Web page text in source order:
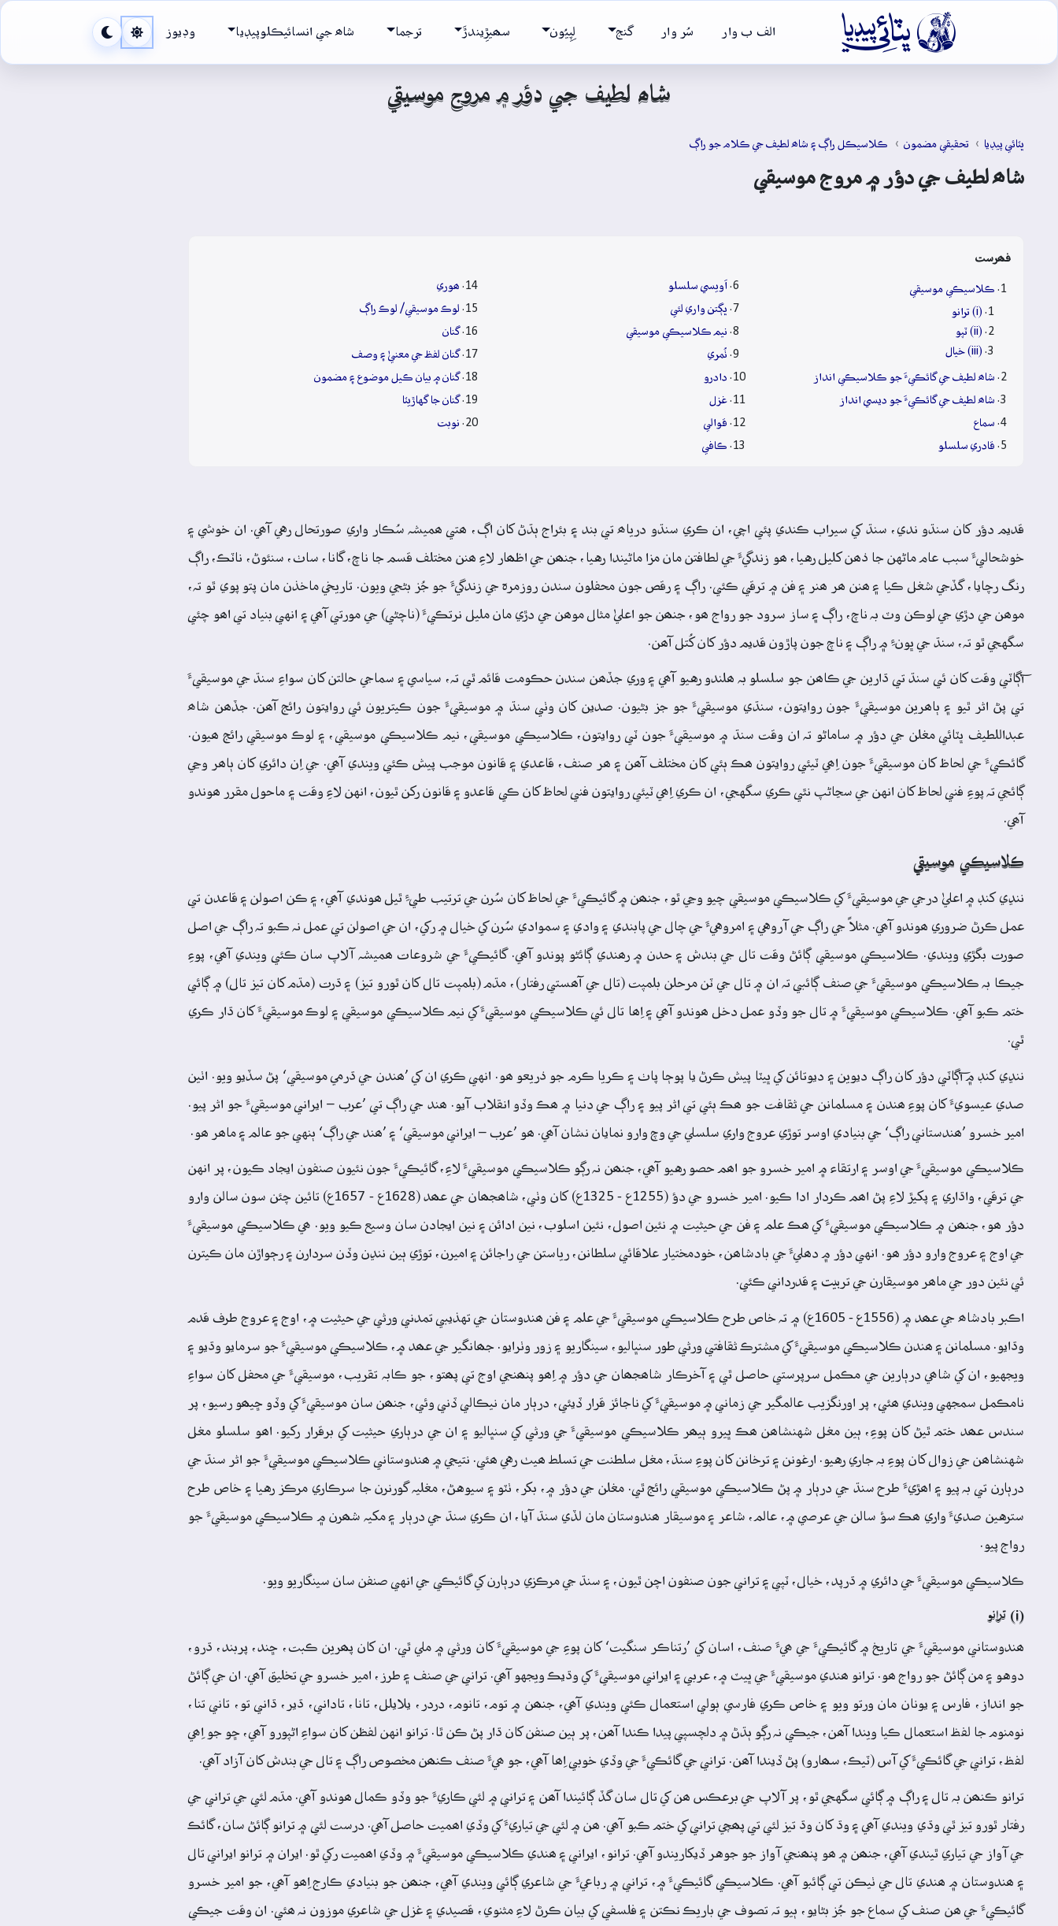
 الف ب وار سُر وار گنج لِپِيُون سھيڙِيندڙَ ترجما شاھ جي انسائيڪلوپيڊيا وڊيوز
شاھ لطيف جي دؤر ۾ مروج موسيقي
ڀٽائي پيڊيا تحقيقي مضمون ڪلاسيڪل راڳ ۽ شاھ لطيف جي ڪلام جو راڳ
شاھ لطيف جي دؤر ۾ مروج موسيقي
فھرست
ڪلاسيڪي موسيقي
(i) ترانو
(ii) ٽپو
(iii) خيال
شاھ لطيف جي گائڪيءَ جو ڪلاسيڪي انداز
شاھ لطيف جي گائڪيءَ جو ديسي انداز
سماع
قادري سلسلو
اَويسي سلسلو
ڀڳتن واري لئي
نيم ڪلاسيڪي موسيقي
ٺُمري
دادرو
غزل
قوالي
ڪافي
ھوري
لوڪ موسيقي/ لوڪ راڳ
گنان
گنان لفظ جي معنيٰ ۽ وصف
گنان ۾ بيان ڪيل موضوع ۽ مضمون
گنان جا گهاڙيٽا
نوبت
قديم دؤر کان سنڌو ندي، سنڌ کي سيراب ڪندي پئي اچي، ان ڪري سنڌو درياھ تي بند ۽ بئراج ٻڌڻ کان اڳ، ھتي ھميشہ سُڪار واري صورتحال رهي آھي. ان خوشي ۽
خوشحاليءَ سبب عام ماڻهن جا ذھن کليل رهيا، ھو زندگيءَ جي لطافتن مان مزا ماڻيندا رهيا، جنھن جي اظھار لاءِ ھنن مختلف قسم جا ناچ، گانا، ساٺ، سنئوڻ، ناٽڪ، راڳ
رنگ رچايا، گڏجي شغل ڪيا ۽ ھنن ھر ھنر ۽ فن ۾ ترقي ڪئي. راڳ ۽ رقص جون محفلون سندن روزمرہ جي زندگيءَ جو جُز بڻجي ويون. تاريخي ماخذن مان پتو پوي ٿو تہ،
موھن جي دڙي جي لوڪن وٽ بہ ناچ، راڳ ۽ ساز سرود جو رواج ھو، جنھن جو اعليٰ مثال موھن جي دڙي مان مليل نرتڪيءَ (ناچڻي) جي مورتي آھي ۽ انهي بنياد تي اھو چئي
سگهجي ٿو تہ، سنڌ جي ڀونءِ ۾ راڳ ۽ ناچ جون پاڙون قديم دؤر کان کُتل آھن.
آڳاٽي وقت کان ئي سنڌ تي ڌارين جي ڪاھن جو سلسلو بہ ھلندو رهيو آھي ۽ وري جڏھن سندن حڪومت قائم ٿي تہ، سياسي ۽ سماجي حالتن کان سواءِ سنڌ جي موسيقيءَ
تي پڻ اثر ٿيو ۽ ٻاھرين موسيقيءَ جون روايتون، سنڌي موسيقيءَ جو جز بڻيون. صدين کان وٺي سنڌ ۾ موسيقيءَ جون ڪيتريون ئي روايتون رائج آھن. جڏھن شاھ
عبداللطيف ڀٽائي مغلن جي دؤر ۾ ساماڻو تہ ان وقت سنڌ ۾ موسيقيءَ جون ٽي روايتون، ڪلاسيڪي موسيقي، نيم ڪلاسيڪي موسيقي، ۽ لوڪ موسيقي رائج ھيون.
گائڪيءَ جي لحاظ کان موسيقيءَ جون اِھي ٽيئي روايتون ھڪ ٻئي کان مختلف آھن ۽ ھر صنف، قاعدي ۽ قانون موجب پيش ڪئي ويندي آھي. جي اِن دائري کان ٻاھر وڃي
ڳائجي تہ پوءِ فني لحاظ کان انهن جي سڃاڻپ نٿي ڪري سگهجي، ان ڪري اِھي ٽيئي روايتون فني لحاظ کان ڪي قاعدو ۽ قانون رکن ٿيون، انهن لاءِ وقت ۽ ماحول مقرر ھوندو
آھي.
ڪلاسيڪي موسيقي
ننڍي کنڊ ۾ اعليٰ درجي جي موسيقيءَ کي ڪلاسيڪي موسيقي چيو وڃي ٿو، جنھن ۾ گائيڪيءَ جي لحاظ کان سُرن جي ترتيب طيءِ ٿيل ھوندي آھي، ۽ ڪن اصولن ۽ قاعدن تي
عمل ڪرڻ ضروري ھوندو آھي. مثلاً جي راڳ جي آروهي ۽ امروهيءَ جي چال جي پابندي ۽ وادي ۽ سموادي سُرن کي خيال ۾ رکي، ان جي اصولن تي عمل نہ ڪبو تہ راڳ جي اصل
صورت بگڙي ويندي. ڪلاسيڪي موسيقي ڳائڻ وقت تال جي بندش ۽ حدن ۾ رھندي ڳائڻو پوندو آھي. گائيڪيءَ جي شروعات ھميشہ آلاپ سان ڪئي ويندي آھي، پوءِ
جيڪا بہ ڪلاسيڪي موسيقيءَ جي صنف ڳائبي تہ ان ۾ تال جي ٽن مرحلن بلمپت (تال جي آھستي رفتار)، مڌم (بلمپت تال کان ٿورو تيز) ۽ ڌرت (مڌم کان تيز تال) ۾ ڳائي
ختم ڪبو آھي. ڪلاسيڪي موسيقيءَ ۾ تال جو وڏو عمل دخل ھوندو آھي ۽ اِھا تال ئي ڪلاسيڪي موسيقيءَ کي نيم ڪلاسيڪي موسيقي ۽ لوڪ موسيقيءَ کان ڌار ڪري
ٿي.
ننڍي کنڊ ۾ آڳاٽي دؤر کان راڳ ديوين ۽ ديوتائن کي ڀيٽا پيش ڪرڻ يا پوڄا پاٺ ۽ ڪريا ڪرم جو ذريعو ھو. انهي ڪري ان کي ’ھندن جي ڌرمي موسيقي‘ پڻ سڏيو ويو. اٺين
صدي عيسويءَ کان پوءِ ھندن ۽ مسلمانن جي ثقافت جو ھڪ ٻئي تي اثر پيو ۽ راڳ جي دنيا ۾ ھڪ وڏو انقلاب آيو. ھند جي راڳ تي ’عرب – ايراني موسيقيءَ جو اثر پيو.
امير خسرو ’ھندستاني راڳ‘ جي بنيادي اوسر توڙي عروج واري سلسلي جي وچ وارو نمايان نشان آھي. ھو ’عرب – ايراني موسيقي‘ ۽ ’ھند جي راڳ‘ ٻنهي جو عالم ۽ ماھر ھو.
ڪلاسيڪي موسيقيءَ جي اوسر ۽ ارتقاء ۾ امير خسرو جو اھم حصو رهيو آھي، جنھن نہ رڳو ڪلاسيڪي موسيقيءَ لاءِ، گائيڪيءَ جون نئيون صنفون ايجاد ڪيون، پر انهن
جي ترقي، واڌاري ۽ پکيڙ لاءِ پڻ اھم ڪردار ادا ڪيو. امير خسرو جي دؤ (1255ع - 1325ع) کان وٺي، شاھجھان جي عھد (1628ع - 1657ع) تائين چئن سون سالن وارو
دؤر ھو، جنھن ۾ ڪلاسيڪي موسيقيءَ کي ھڪ علم ۽ فن جي حيثيت ۾ نئين اصول، نئين اسلوب، نين ادائن ۽ نين ايجادن سان وسيع ڪيو ويو. ھي ڪلاسيڪي موسيقيءَ
جي اوج ۽ عروج وارو دؤر ھو. انهي دؤر ۾ دھليءَ جي بادشاھن، خودمختيار علاقائي سلطانن، رياستن جي راجائن ۽ اميرن، توڙي ٻين ننڍن وڏن سردارن ۽ رڄواڙن مان ڪيترن
ئي نئين دور جي ماھر موسيقارن جي تربيت ۽ قدرداني ڪئي.
اڪبر بادشاھ جي عھد ۾ (1556ع - 1605ع) ۾ تہ خاص طرح ڪلاسيڪي موسيقيءَ جي علم ۽ فن ھندوستان جي تهذيبي تمدني ورثي جي حيثيت ۾، اوج ۽ عروج طرف قدم
وڌايو. مسلمانن ۽ ھندن ڪلاسيڪي موسيقيءَ کي مشترڪ ثقافتي ورثي طور سنڀاليو، سينگاريو ۽ زور وٺرايو. جھانگير جي عھد ۾، ڪلاسيڪي موسيقيءَ جو سرمايو وڌيو ۽
ويجهيو، ان کي شاھي درٻارين جي مڪمل سرپرستي حاصل ٿي ۽ آخرڪار شاھجھان جي دؤر ۾ اِھو پنھنجي اوج تي پھتو، جو ڪابہ تقريب، موسيقيءَ جي محفل کان سواءِ
نامڪمل سمجهي ويندي ھئي، پر اورنگزيب عالمگير جي زماني ۾ موسيقيءَ کي ناجائز قرار ڏيئي، درٻار مان نيڪالي ڏني وئي، جنھن سان موسيقيءَ کي وڏو ڇيھو رسيو، پر
سندس عھد ختم ٿيڻ کان پوءِ، ٻين مغل شهنشاھن ھڪ ڀيرو ٻيھر ڪلاسيڪي موسيقيءَ جي ورثي کي سنڀاليو ۽ ان جي درٻاري حيثيت کي برقرار رکيو. اھو سلسلو مغل
شهنشاھن جي زوال کان پوءِ بہ جاري رهيو. ارغونن ۽ ترخانن کان پوءِ سنڌ، مغل سلطنت جي تسلط ھيٺ رهي ھئي. نتيجي ۾ ھندوستاني ڪلاسيڪي موسيقيءَ جو اثر سنڌ جي
درٻارن تي بہ پيو ۽ اھڙيءَ طرح سنڌ جي درٻار ۾ پڻ ڪلاسيڪي موسيقي رائج ٿي. مغلن جي دؤر ۾، بکر، ٺٽو ۽ سيوهڻ، مغليہ گورنرن جا سرڪاري مرڪز رهيا ۽ خاص طرح
سترهين صديءَ واري ھڪ سؤ سالن جي عرصي ۾، عالم، شاعر ۽ موسيقار ھندوستان مان لڏي سنڌ آيا، ان ڪري سنڌ جي درٻار ۽ مکيہ شھرن ۾ ڪلاسيڪي موسيقيءَ جو
رواج پيو.
ڪلاسيڪي موسيقيءَ جي دائري ۾ ڌرپد، خيال، ٽپي ۽ تراني جون صنفون اچن ٿيون، ۽ سنڌ جي مرڪزي درٻارن کي گائيڪي جي انهي صنفن سان سينگاريو ويو.
(i) ترانو
ھندوستاني موسيقيءَ جي تاريخ ۾ گائيڪيءَ جي ھيءَ صنف، اسان کي ’رتناڪر سنگيت‘ کان پوءِ جي موسيقيءَ کان ورثي ۾ ملي ٿي. ان کان پھرين ڪبت، ڇند، پربند، ڌرو،
دوهو ۽ من ڳائڻ جو رواج ھو. ترانو ھندي موسيقيءَ جي ڀيٽ ۾، عربي ۽ ايراني موسيقيءَ کي وڌيڪ ويجهو آھي. تراني جي صنف ۽ طرز، امير خسرو جي تخليق آھي. ان جي ڳائڻ
جو انداز، فارس ۽ يونان مان ورتو ويو ۽ خاص ڪري فارسي ٻولي استعمال ڪئي ويندي آھي، جنھن ۾ توم، تانوم، دردر، يلايلل، تانا، تاداني، ڌير، ڌاني تو، تاني تنا،
نومنوم جا لفظ استعمال ڪيا ويندا آھن، جيڪي نہ رڳو ٻڌڻ ۾ دلچسپي پيدا ڪندا آھن، پر ٻين صنفن کان ڌار پڻ ڪن ٿا. ترانو انهن لفظن کان سواءِ اڻپورو آھي، ڇو جو اِھي
لفظ، تراني جي گائڪيءَ کي آس (ٽيڪ، سھارو) پڻ ڏيندا آھن. تراني جي گائڪيءَ جي وڏي خوبي اِھا آھي، جو ھيءَ صنف ڪنھن مخصوص راڳ ۽ تال جي بندش کان آزاد آھي.
ترانو ڪنھن بہ تال ۽ راڳ ۾ ڳائي سگهجي ٿو، پر آلاپ جي برعڪس ھن کي تال سان گڏ ڳائيندا آھن ۽ تراني ۾ لئي ڪاريءَ جو وڏو ڪمال ھوندو آھي. مڌم لئي جي تراني جي
رفتار ٿورو تيز ٿي وڌي ويندي آھي ۽ وڌ کان وڌ تيز لئي تي پھچي تراني کي ختم ڪبو آھي. ھن ۾ لئي جي تياريءَ کي وڏي اھميت حاصل آھي. درست لئي ۾ ترانو ڳائڻ سان، گائڪ
جي آواز جي تياري ٿيندي آھي، جنھن ۾ ھو پنھنجي آواز جو جوهر ڏيکاريندو آھي. ترانو، ايراني ۽ ھندي ڪلاسيڪي موسيقيءَ ۾ وڏي اھميت رکي ٿو. ايران ۾ ترانو ايراني تال
۽ ھندوستان ۾ ھندي تال جي ٺيڪن تي ڳائبو آھي. ڪلاسيڪي گائيڪيءَ ۾، تراني ۾ رباعيءَ جي شاعري ڳائي ويندي آھي، جنھن جو بنيادي ڪارج اِھو آھي، جو امير خسرو
گائيڪيءَ جي ھن صنف کي سماع جو جُز بڻايو، ٻيو تہ تصوف جي باريڪ نڪتن ۽ فلسفي کي بيان ڪرڻ لاءِ مثنوي، قصيدي ۽ غزل جي شاعري موزون نہ ھئي. ان وقت جيڪي